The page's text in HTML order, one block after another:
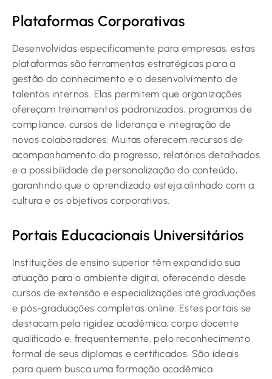
Plataformas Corporativas
Desenvolvidas especificamente para empresas, estas
plataformas são ferramentas estratégicas para a
gestão do conhecimento e o desenvolvimento de
talentos internos. Elas permitem que organizações
ofereçam treinamentos padronizados, programas de
compliance, cursos de liderança e integração de
novos colaboradores. Muitas oferecem recursos de
acompanhamento do progresso, relatórios detalhados
e a possibilidade de personalização do conteúdo,
garantindo que o aprendizado esteja alinhado com a
cultura e os objetivos corporativos.
Portais Educacionais Universitários
Instituições de ensino superior têm expandido sua
atuação para o ambiente digital, oferecendo desde
cursos de extensão e especializações até graduações
e pós-graduações completas online. Estes portais se
destacam pela rigidez acadêmica, corpo docente
qualificado e, frequentemente, pelo reconhecimento
formal de seus diplomas e certificados. São ideais
para quem busca uma formação acadêmica